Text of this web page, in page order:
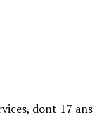
dont 17 ans